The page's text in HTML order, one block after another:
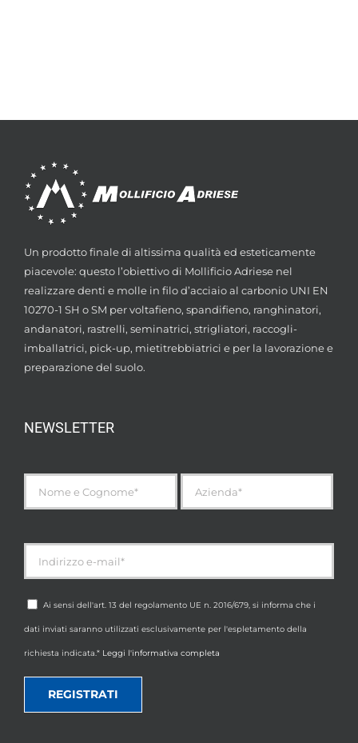
Un prodotto finale di altissima qualità ed esteticamente
piacevole: questo l’obiettivo di Mollificio Adriese nel
realizzare denti e molle in filo d’acciaio al carbonio UNI EN
10270-1 SH o SM per voltafieno, spandifieno, ranghinatori,
andanatori, rastrelli, seminatrici, strigliatori, raccogli-
imballatrici, pick-up, mietitrebbiatrici e per la lavorazione e
preparazione del suolo.
NEWSLETTER
Ai sensi dell'art. 13 del regolamento UE n. 2016/679, si informa che i
dati inviati saranno utilizzati esclusivamente per l'espletamento della
richiesta indicata.* Leggi l'informativa completa